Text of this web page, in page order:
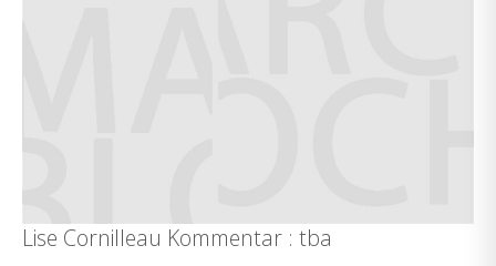
Lise Cornilleau Kommentar : tba